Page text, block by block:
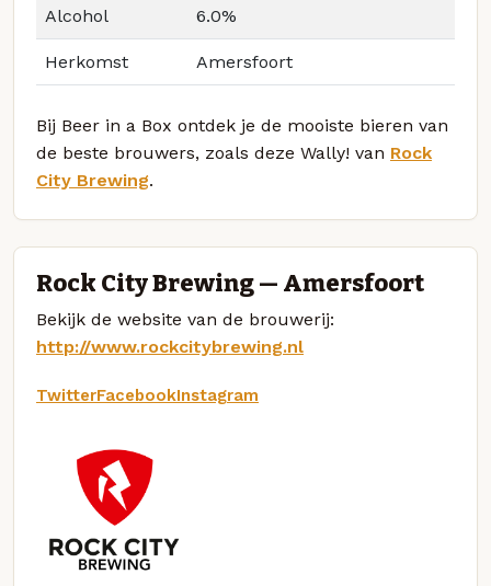
Alcohol 6.0%
Herkomst Amersfoort
Bij Beer in a Box ontdek je de mooiste bieren van
de beste brouwers, zoals deze Wally! van Rock
City Brewing.
Rock City Brewing — Amersfoort
Bekijk de website van de brouwerij:
http://www.rockcitybrewing.nl
TwitterFacebookInstagram